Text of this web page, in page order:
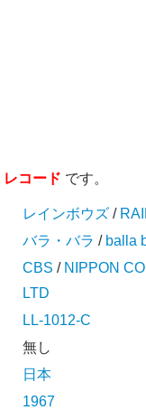
レコード です。
レインボウズ/
バラ・バラ / balla
CBS / NIPPON
LTD
LL-1012-C
無し
日本
1967